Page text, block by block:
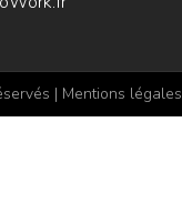
| Mentions légales